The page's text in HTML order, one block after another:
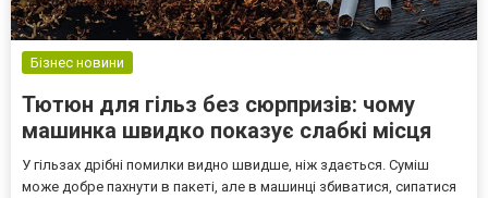
Бізнес новини
Тютюн для гільз без сюрпризів: чому
машинка швидко показує слабкі місця
У гільзах дрібні помилки видно швидше, ніж здається. Суміш
може добре пахнути в пакеті, але в машинці збиватися, сипатися